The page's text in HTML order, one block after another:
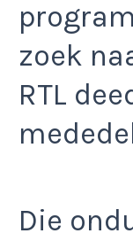
zoek
RTL
Die